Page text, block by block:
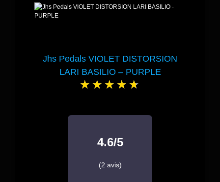
Jhs Pedals VIOLET DISTORSION
LARI BASILIO – PURPLE
4.6/5
(2 avis)